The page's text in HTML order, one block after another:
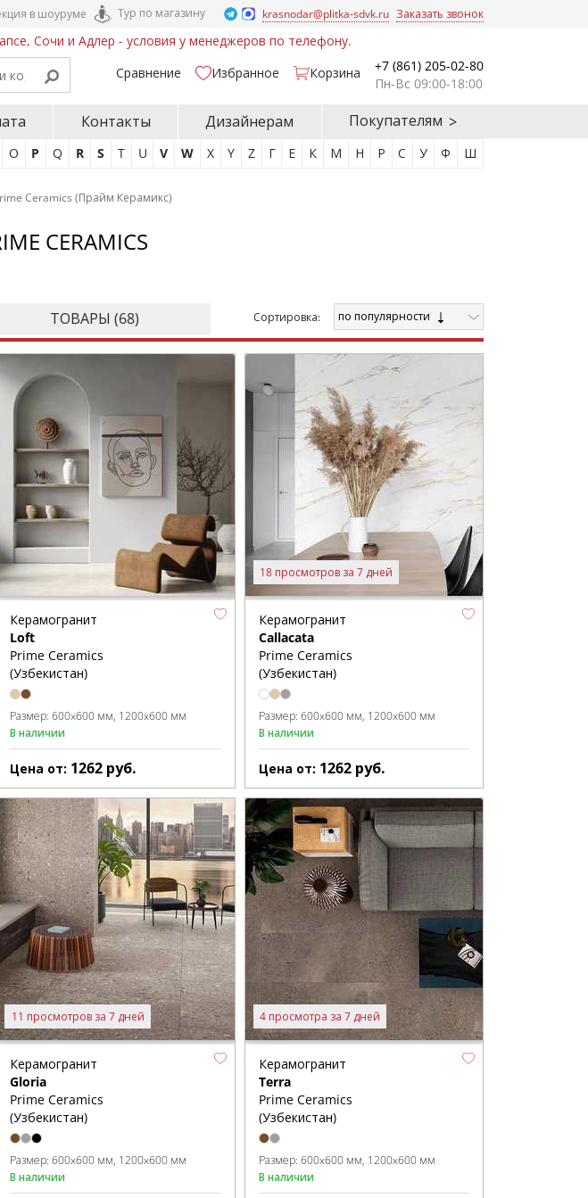
в шоуруме Тур по магазину krasnodar@plitka-sdvk.ru Заказать звонок
Сочи и Адлер - условия у менеджеров по телефону.
Сравнение Избранное Корзина
+7 (861) 205-02-80
Пн-Вс 09:00-18:00
Контакты Дизайнерам Покупателям
O P Q R S T U V W X Y Z Г Е К М Н Р С У Ф Ш
Ceramics (Прайм Керамикс)
CERAMICS
ТОВАРЫ (68) Cортировка: по популярности
Керамогранит
Loft
Prime Ceramics
(Узбекистан)
Размер:600x600 мм 1200x600 мм
В наличии
Цена от: 1262 руб.
18 просмотров за 7 дней
Керамогранит
Callacata
Prime Ceramics
(Узбекистан)
Размер: 600x600 мм 1200x600 мм
В наличии
Цена от: 1262 руб.
11 просмотров за 7 дней
Керамогранит
Gloria
Prime Ceramics
(Узбекистан)
Размер:600x600 мм 1200x600 мм
В наличии
4 просмотра за 7 дней
Керамогранит
Terra
Prime Ceramics
(Узбекистан)
Размер: 600x600 мм 1200x600 мм
В наличии